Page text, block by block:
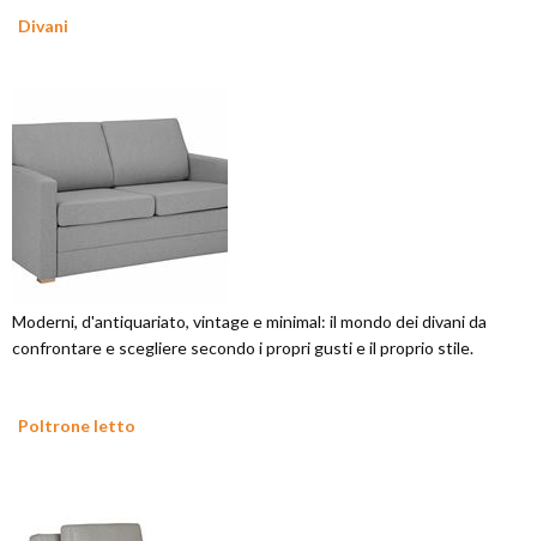
Divani
Moderni, d'antiquariato, vintage e minimal: il mondo dei divani da
confrontare e scegliere secondo i propri gusti e il proprio stile.
Poltrone letto